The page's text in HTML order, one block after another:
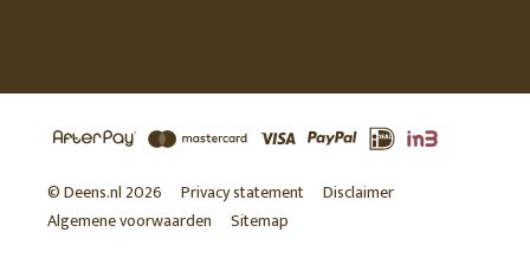
© Deens.nl 2026 Privacy statement
Disclaimer
Algemene voorwaarden
Sitemap